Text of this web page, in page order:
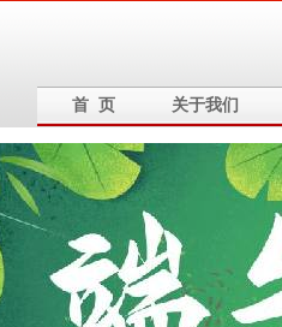
首 页 关于我们